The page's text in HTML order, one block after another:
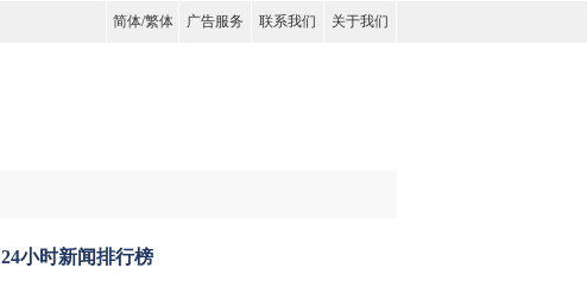
简体/繁体 广告服务 联系我们 关于我们
24小时新闻排行榜